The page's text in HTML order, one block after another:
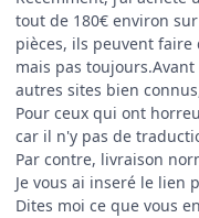
tout de 180€ environ
pièces, ils peuvent
mais pas
autres sites bien
Pour ceux qui ont
car il n'y pas de
Par contre, livraison
Je vous ai inseré le lien
Dites moi ce que vous